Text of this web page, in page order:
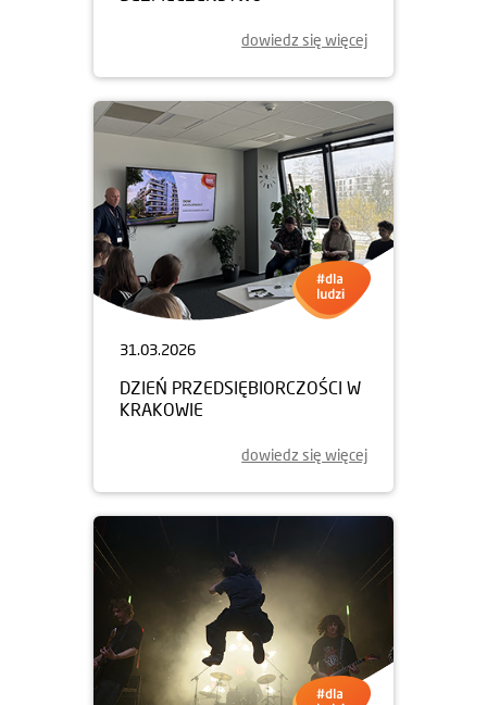
dowiedz się więcej
31.03.2026
DZIEŃ PRZEDSIĘBIORCZOŚCI W
KRAKOWIE
dowiedz się więcej